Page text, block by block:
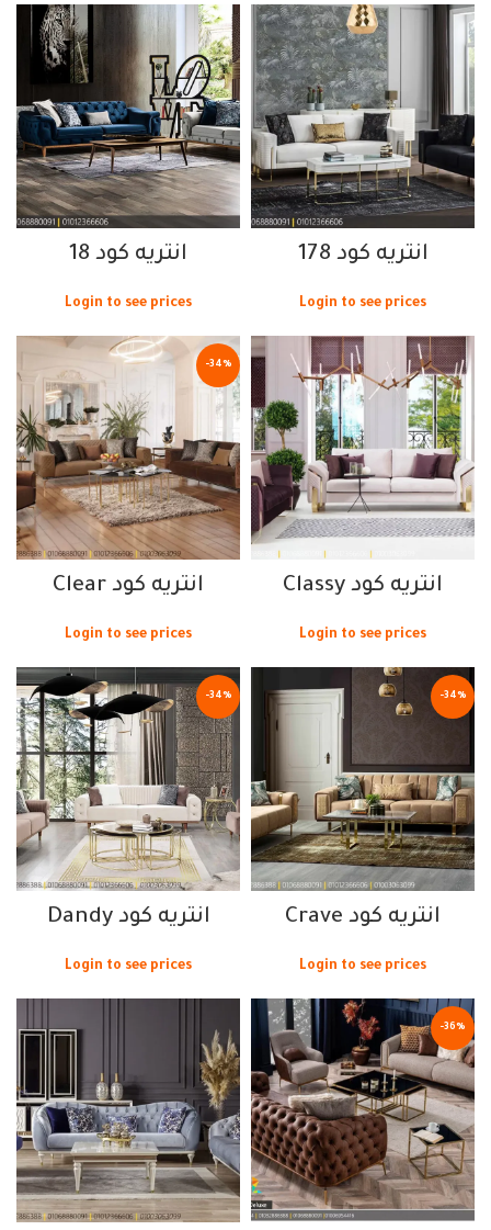
انتريه كود 178
Login to see prices
انتريه كود 18
Login to see prices
انتريه كود Classy
Login to see prices
-34%
انتريه كود Clear
Login to see prices
-34%
انتريه كود Crave
Login to see prices
-34%
انتريه كود Dandy
Login to see prices
-36%